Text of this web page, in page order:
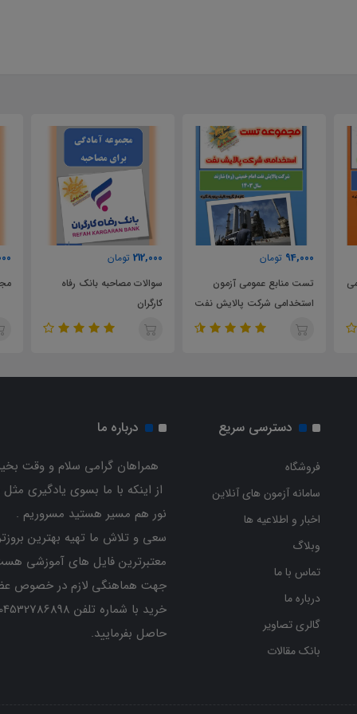
94,000 تومان
تست منابع عمومی آزمون
استخدامی شرکت پالایش نفت
امام خمینی شازند
212,000 تومان
سوالات مصاحبه بانک رفاه
کارگران
دسترسی سریع
فروشگاه
سامانه آزمون های آنلاین
اخبار و اطلاعیه ها
وبلاگ
تماس با ما
درباره ما
گالری تصاویر
بانک مقالات
درباره ما
همراهان گرامی سلام و وقت
از اینکه با ما بسوی یادگیری
نور هم مسیر هستید مسروریم .
سعی و تلاش ما تهیه بهترین
معتبرترین فایل های آموزشی
جهت هماهنگی لازم در خصوص
حاصل بفرمایید.